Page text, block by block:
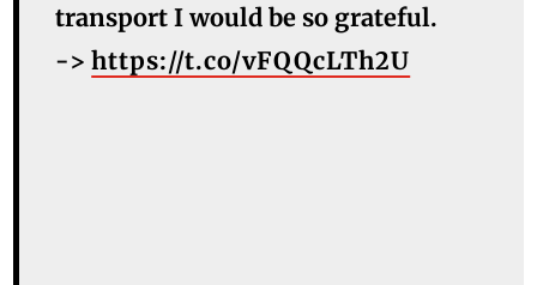
transport I would be so grateful.
->https://t.co/vFQQcLTh2U